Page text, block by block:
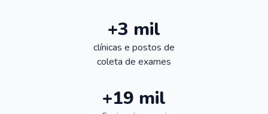
+3 mil
clínicas e postos de
coleta de exames
+19 mil